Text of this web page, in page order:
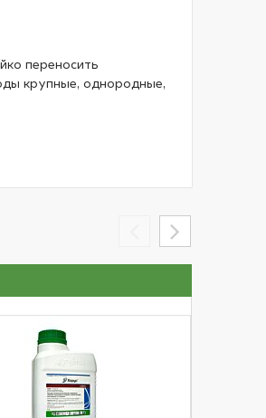
переносить
крупные, однородные,